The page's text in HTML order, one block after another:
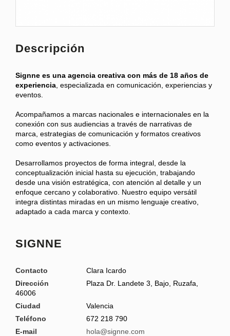
Descripción
Signne es una agencia creativa con más de 18 años de
experiencia , especializada en comunicación, experiencias y
eventos.
Acompañamos a marcas nacionales e internacionales en la
conexión con sus audiencias a través de narrativas de
marca, estrategias de comunicación y formatos creativos
como eventos y activaciones.
Desarrollamos proyectos de forma integral, desde la
conceptualización inicial hasta su ejecución, trabajando
desde una visión estratégica, con atención al detalle y un
enfoque cercano y colaborativo. Nuestro equipo versátil
integra distintas miradas en un mismo lenguaje creativo,
adaptado a cada marca y contexto.
SIGNNE
Contacto
Clara Icardo
Dirección
Plaza Dr. Landete 3, Bajo, Ruzafa,
46006
Ciudad
Valencia
Teléfono
672 218 790
E-mail
hola@signne.com